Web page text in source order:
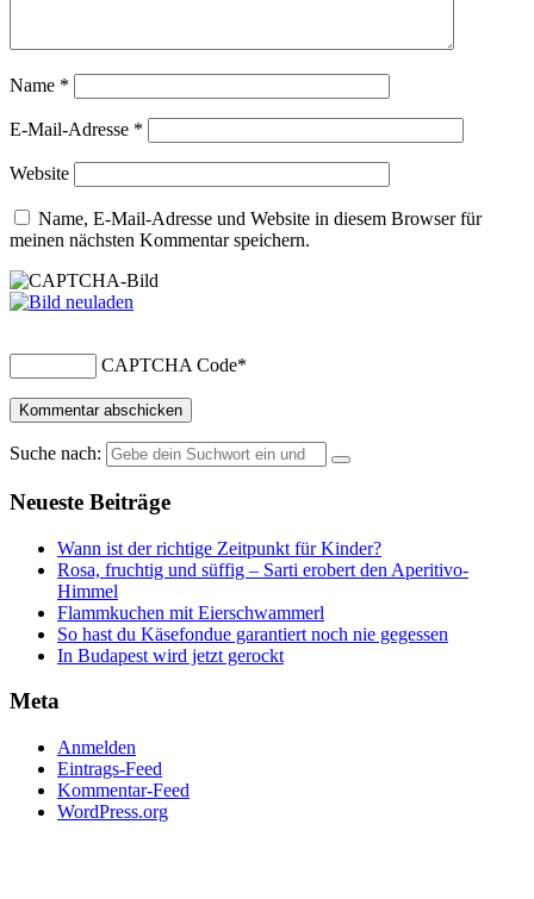
Name *
E-Mail-Adresse *
Website
Name, E-Mail-Adresse und Website in diesem Browser für
meinen nächsten Kommentar speichern.
CAPTCHA Code*
Suche nach:
Neueste Beiträge
Wann ist der richtige Zeitpunkt für Kinder?
Rosa, fruchtig und süffig – Sarti erobert den Aperitivo-
Himmel
Flammkuchen mit Eierschwammerl
So hast du Käsefondue garantiert noch nie gegessen
In Budapest wird jetzt gerockt
Meta
Anmelden
Eintrags-Feed
Kommentar-Feed
WordPress.org